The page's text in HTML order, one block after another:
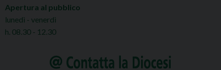
Apertura al pubblico
lunedì - venerdì
h. 08.30 - 12.30